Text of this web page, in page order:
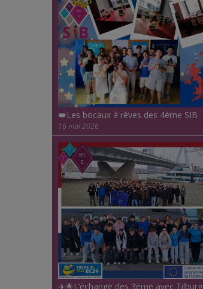
👑Les bocaux à rêves des 4ème SIB
16 mai 2026
✈️🌟L’échange des 3ème avec Tilburg